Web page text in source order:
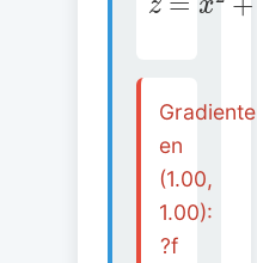
z x2 +
Gradiente
en
(1.00,
1.00):
?f